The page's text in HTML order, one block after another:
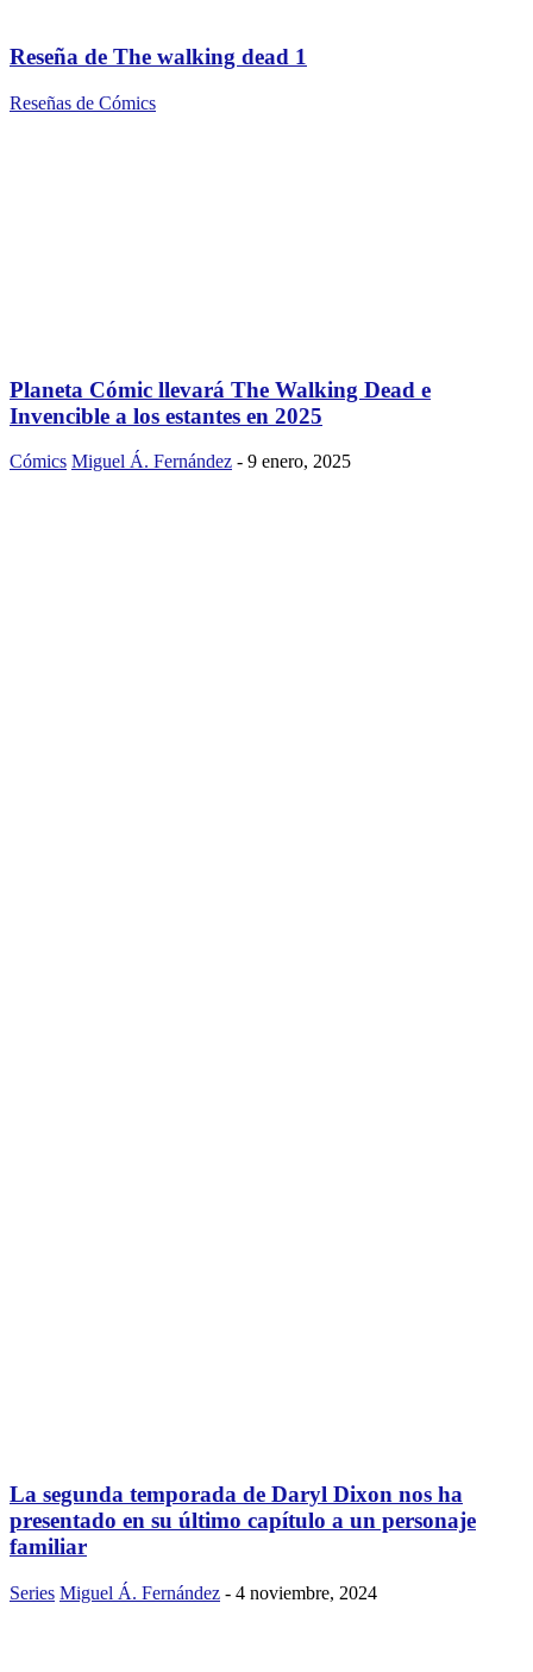
Reseña de The walking dead 1
Reseñas de Cómics
Planeta Cómic llevará The Walking Dead e
Invencible a los estantes en 2025
Cómics Miguel Á. Fernández - 9 enero, 2025
La segunda temporada de Daryl Dixon nos ha
presentado en su último capítulo a un personaje
familiar
Series Miguel Á. Fernández - 4 noviembre, 2024